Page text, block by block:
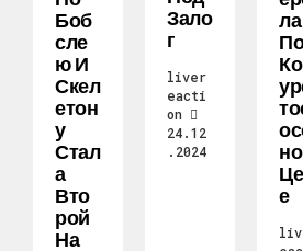
Боб
Сле
Ю И
Скел
Етон
У
Стал
А
Вто
Рой
На
Зало
Г
liver
eacti
on
24.12
.2024
Ла
Е